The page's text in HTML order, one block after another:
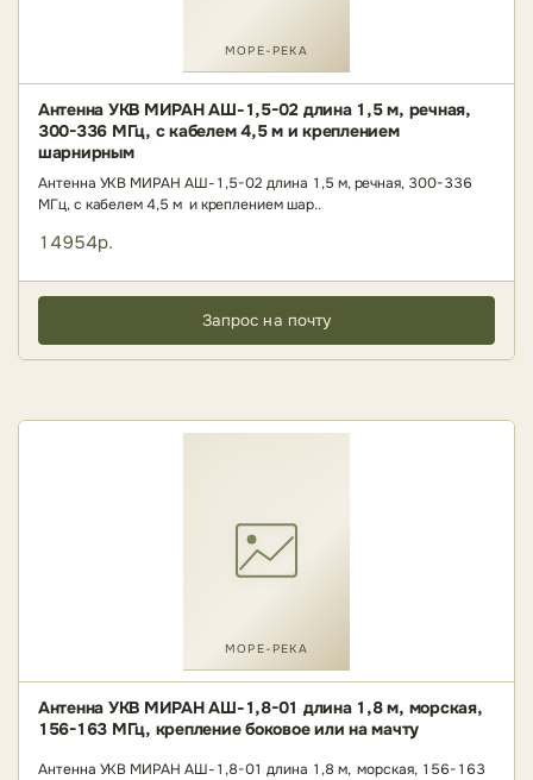
МОРЕ-РЕКА
Антенна УКВ МИРАН АШ-1,5-02 длина 1,5 м, речная,
300-336 МГц, с кабелем 4,5 м и креплением
шарнирным
Антенна УКВ МИРАН АШ-1,5-02 длина 1,5 м, речная, 300-336
МГц, с кабелем 4,5 м и креплением шар..
14954р.
Запрос на почту
МОРЕ-РЕКА
Антенна УКВ МИРАН АШ-1,8-01 длина 1,8 м, морская,
156-163 МГц, крепление боковое или на мачту
Антенна УКВ МИРАН АШ-1,8-01 длина 1,8 м, морская, 156-163